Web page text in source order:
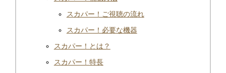
スカパー！ご視聴の流れ
スカパー！必要な機器
スカパー！とは？
スカパー！特長